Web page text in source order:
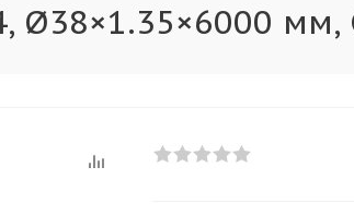
Ø38×1.35×6000